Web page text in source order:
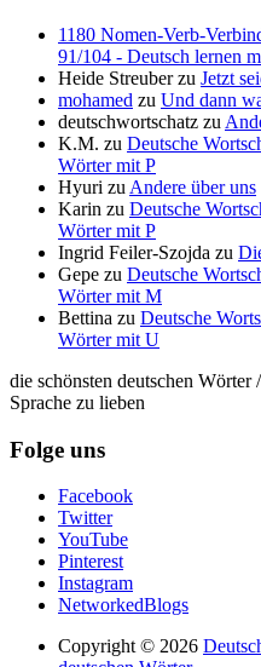
1180 Nomen-Verb-
91/104 - Deutsch lernen
Heide Streuberzu Jetzt
mohamed zu Und dann
deutschwortschatz zu
K.M. zu Deutsche
Wörter mit P
Hyuri zu Andere über uns
Karin zu Deutsche
Wörter mit P
Ingrid Feiler-Szojda zu
Gepe zu Deutsche
Wörter mit M
Bettina zu Deutsche
Wörter mit U
die schönsten deutschen
Sprache zu lieben
Folge uns
Facebook
Twitter
YouTube
Pinterest
Instagram
NetworkedBlogs
Copyright © 2026